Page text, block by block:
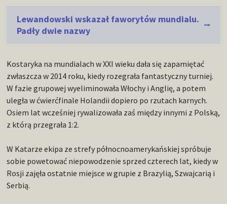
Lewandowski wskazał faworytów mundialu.
Padły dwie nazwy
Kostaryka na mundialach w XXI wieku dała się zapamiętać
zwłaszcza w 2014 roku, kiedy rozegrała fantastyczny turniej.
W fazie grupowej wyeliminowała Włochy i Anglię, a potem
uległa w ćwierćfinale Holandii dopiero po rzutach karnych.
Osiem lat wcześniej rywalizowała zaś między innymi z Polską,
z którą przegrała 1:2.
W Katarze ekipa ze strefy północnoamerykańskiej spróbuje
sobie powetować niepowodzenie sprzed czterech lat, kiedy w
Rosji zajęła ostatnie miejsce w grupie z Brazylią, Szwajcarią i
Serbią.